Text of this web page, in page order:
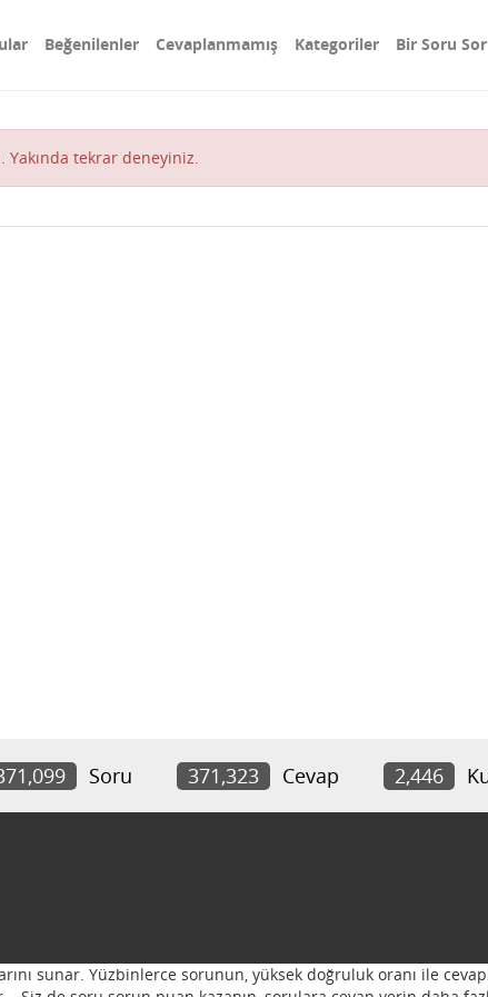
Beğenilenler Cevaplanmamış Kategoriler Bir Soru Sor
Yakında tekrar deneyiniz.
Soru 371,323 Cevap 2,446
sunar. Yüzbinlerce sorunun, yüksek doğruluk oranı ile